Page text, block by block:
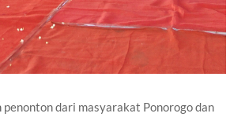
penonton dari masyarakat Ponorogo dan